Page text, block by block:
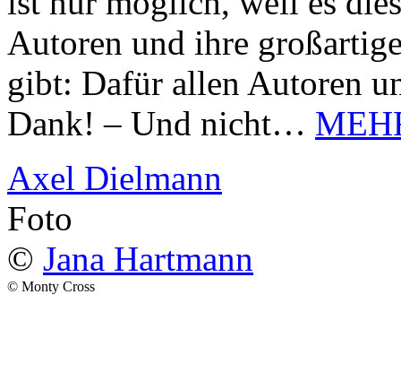
Autoren und ihre
gibt: Dafür allen Autoren
Dank! – Und nicht…
Axel Dielmann
Foto
© Jana Hartmann
© Monty Cross